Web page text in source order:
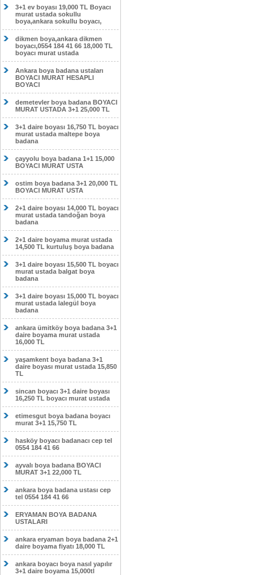
3+1 ev boyası 19,000 TL Boyacı
murat ustada sokullu
boya,ankara sokullu boyacı,
dikmen boya,ankara dikmen
boyacı,0554 184 41 66 18,000 TL
boyacı murat ustada
Ankara boya badana ustaları
BOYACI MURAT HESAPLI
BOYACI
demetevler boya badana BOYACI
MURAT USTADA 3+1 25,000 TL
3+1 daire boyası 16,750 TL boyacı
murat ustada maltepe boya
badana
çayyolu boya badana 1+1 15,000
BOYACI MURAT USTA
ostim boya badana 3+1 20,000 TL
BOYACI MURAT USTA
2+1 daire boyası 14,000 TL boyacı
murat ustada tandoğan boya
badana
2+1 daire boyama murat ustada
14,500 TL kurtuluş boya badana
3+1 daire boyası 15,500 TL boyacı
murat ustada balgat boya
badana
3+1 daire boyası 15,000 TL boyacı
murat ustada lalegül boya
badana
ankara ümitköy boya badana 3+1
daire boyama murat ustada
16,000 TL
yaşamkent boya badana 3+1
daire boyası murat ustada 15,850
TL
sincan boyacı 3+1 daire boyası
16,250 TL boyacı murat ustada
etimesgut boya badana boyacı
murat 3+1 15,750 TL
hasköy boyacı badanacı cep tel
0554 184 41 66
ayvalı boya badana BOYACI
MURAT 3+1 22,000 TL
ankara boya badana ustası cep
tel 0554 184 41 66
ERYAMAN BOYA BADANA
USTALARI
ankara eryaman boya badana 2+1
daire boyama fiyatı 18,000 TL
ankara boyacı boya nasıl yapılır
3+1 daire boyama 15,000tl